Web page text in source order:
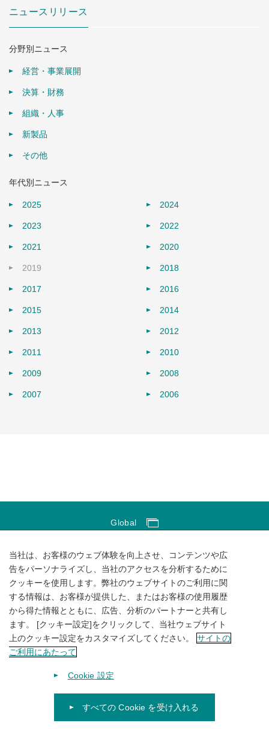
ニュースリリース
分野別ニュース
経営・事業展開
決算・財務
組織・人事
新製品
その他
年代別ニュース
2025 2024
2023 2022
2021 2020
2019 2018
2017 2016
2015 2014
2013 2012
2011 2010
2009 2008
2007 2006
Global
サイトのご利用にあたって
ソーシャルメディアポリシー
個人情報保護方針
サイトマップ
© 1996-2026KUBOTA Corporation.
当社は、お客様のウェブ体験を向上させ、コンテンツや広
告をパーソナライズし、当社のアクセスを分析するために
クッキーを使用します。弊社のウェブサイトのご利用に関
する情報は、お客様が提供した、またはお客様の使用履歴
から得た情報とともに、広告、分析のパートナーと共有し
ます。 [クッキー設定]をクリックして、当社ウェブサイト
上のクッキー設定をカスタマイズしてください。
サイトの
ご利用にあたって
Cookie 設定
すべての Cookie を受け入れる